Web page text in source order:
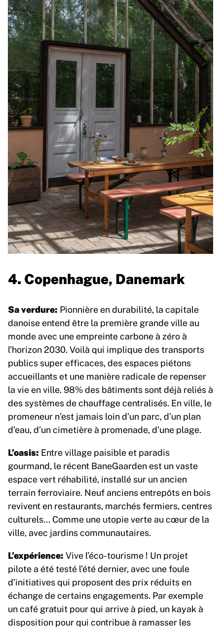
4. Copenhague, Danemark
Sa verdure: Pionnière en durabilité, la capitale
danoise entend être la première grande ville au
monde avec une empreinte carbone à zéro à
l’horizon 2030. Voilà qui implique des transports
publics super efficaces, des espaces piétons
accueillants et une manière radicale de repenser
la vie en ville. 98% des bâtiments sont déjà reliés à
des systèmes de chauffage centralisés. En ville, le
promeneur n’est jamais loin d’un parc, d’un plan
d’eau, d’un cimetière à promenade, d’une plage.
L’oasis: Entre village paisible et paradis
gourmand, le récent BaneGaarden est un vaste
espace vert réhabilité, installé sur un ancien
terrain ferroviaire. Neuf anciens entrepôts en bois
revivent en restaurants, marchés fermiers, centres
culturels… Comme une utopie verte au cœur de la
ville, avec jardins communautaires.
L’expérience: Vive l’éco-tourisme ! Un projet
pilote a été testé l’été dernier, avec une foule
d’initiatives qui proposent des prix réduits en
échange de certains engagements. Par exemple
un café gratuit pour qui arrive à pied, un kayak à
disposition pour qui contribue à ramasser les